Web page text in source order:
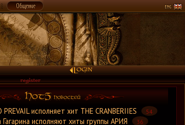
×
исполняет хит THE CRANBERIIES 54
исполняют хиты группы АРИЯ 36